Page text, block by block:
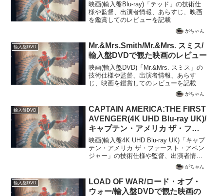
映画(輸入盤Blu-ray)「テッド」の技術仕
様や監督、出演者情報、あらすじ、映画
を鑑賞してのレビューを記載
がちゃん
輸入盤DVD
Mr.&Mrs.Smith/Mr.&Mrs. スミス/
輸入盤DVDで観た映画のレビュー
映画(輸入盤DVD)「Mr.&Mrs. スミス」の
技術仕様や監督、出演者情報、あらす
じ、映画を鑑賞してのレビューを記載
がちゃん
輸入盤DVD
CAPTAIN AMERICA:THE FIRST
AVENGER(4K UHD Blu-ray UK)/
キャプテン・アメリカ ザ・ファ
ースト・アベンジャー/輸入盤
DVDで観た映画のレビュー
映画(輸入盤4K UHD Blu-ray UK)「キャプ
テン・アメリカ ザ・ファースト・アベン
ジャー」の技術仕様や監督、出演者情
報、あらすじ、映画を鑑賞してのレビュ
がちゃん
輸入盤DVD
LOAD OF WAR/ロード・オブ・
ウォー/輸入盤DVDで観た映画の